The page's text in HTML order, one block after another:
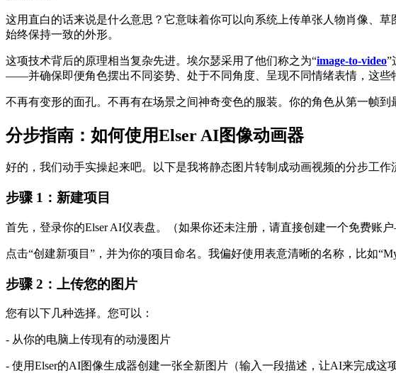
这用直白的话来说是什么意思？它意味着你可以向系统上传单张人物肖像、
始终保持一致的外形。
这项技术背后的原理相当复杂先进。埃尔瑟采用了他们称之为“image-to-video”
——并确保即便角色摆出不同姿势、处于不同角度、呈现不同情绪表情，这些
不再有变形的面孔。不再有在场景之间神奇变色的服装。你的角色从第一帧到
分步指南：如何使用Elser AI图像动画器
好的，我们动手实操起来吧。以下是我将静态图片转制成动画视频的分步工作
步骤 1：新建项目
首先，登录你的Elser AI仪表盘。（如果你还未注册，请直接创建一个免费账
点击“创建新项目”，并为你的项目命名。我偏好使用表意清晰的名称，比如
步骤 2：上传您的图片
您有以下几种选择。您可以：
- 从你的电脑上传现有的动漫图片
- 使用Elser的AI图像生成器创建一张全新图片（输入一段描述，让AI来完成这项